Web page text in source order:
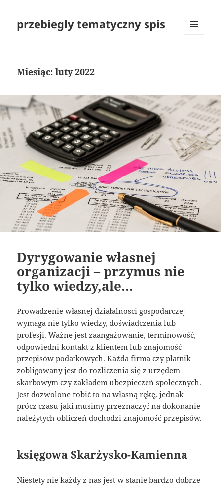
przebiegly tematyczny spis
Miesiąc:luty 2022
Dyrygowanie własnej
organizacji – przymus nie
tylko wiedzy,ale…
Prowadzenie własnej działalności gospodarczej
wymaga nie tylko wiedzy, doświadczenia lub
profesji. Ważne jest zaangażowanie, terminowość,
odpowiedni kontakt z klientem lub znajomość
przepisów podatkowych. Każda firma czy płatnik
zobligowany jest do rozliczenia się z urzędem
skarbowym czy zakładem ubezpieczeń społecznych.
Jest dozwolone robić to na własną rękę, jednak
prócz czasu jaki musimy przeznaczyć na dokonanie
należytych obliczeń dochodzi znajomość przepisów.
księgowa Skarżysko-Kamienna
Niestety nie każdy z nas jest w stanie bardzo dobrze